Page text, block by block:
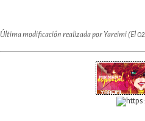
Última modificación realizada por Yareimi (El